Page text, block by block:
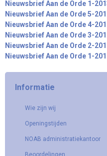
Nieuwsbrief Aan de Orde 1-
Nieuwsbrief Aan de Orde 5-
Nieuwsbrief Aan de Orde 4-
Nieuwsbrief Aan de Orde 3-
Nieuwsbrief Aan de Orde 2-
Nieuwsbrief Aan de Orde 1-
Informatie
Wie zijn wij
Openingstijden
NOAB administratiekantoor
Beoordelingen